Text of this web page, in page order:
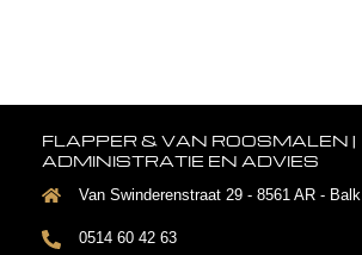
FLAPPER & VAN ROOSMALEN |
ADMINISTRATIE EN ADVIES
Van Swinderenstraat 29 - 8561 AR - Balk
0514 60 42 63